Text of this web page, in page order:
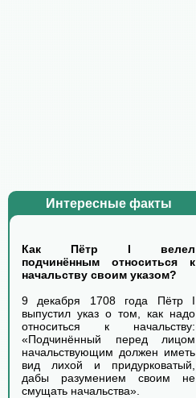
Интересные факты
Как Пётр I велел
подчинённым относиться к
начальству своим указом?
9 декабря 1708 года Пётр I
выпустил указ о том, как надо
относиться к начальству:
«Подчинённый перед лицом
начальствующим должен иметь
вид лихой и придурковатый,
дабы разумением своим не
смущать начальства».